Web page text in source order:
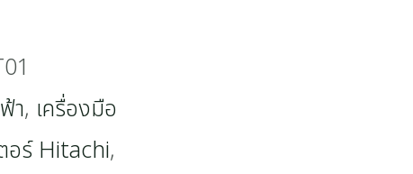
า, เครื่องมือ
อร์ Hitachi,